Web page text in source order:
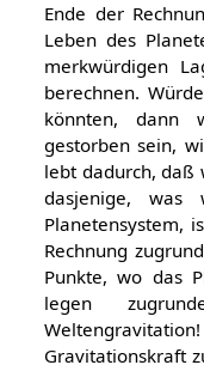
Ende der
Leben des
merkwürdigen
berechnen.
könnten, dann
gestorben sein,
lebt dadurch, daß
dasjenige, was
Planetensystem,
Rechnung
Punkte, wo das
legen
Gravitationskraft